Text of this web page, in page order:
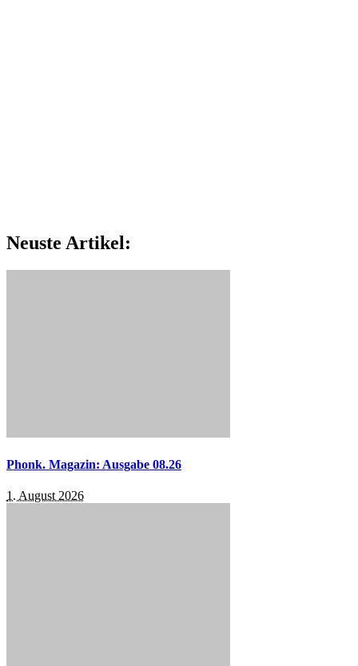
Neuste Artikel:
Phonk. Magazin: Ausgabe 08.26
1. August 2026